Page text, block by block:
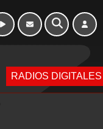
RADIOS DIGITALES
16h - 20h